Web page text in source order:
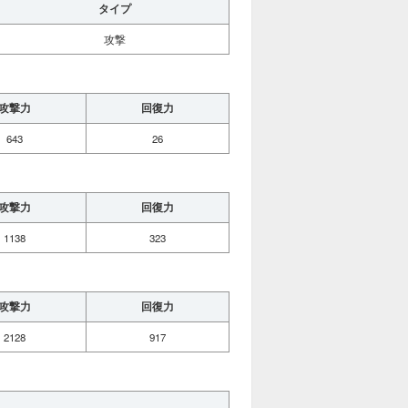
タイプ
攻撃
撃力 回復力
643 26
撃力 回復力
1138 323
撃力 回復力
2128 917